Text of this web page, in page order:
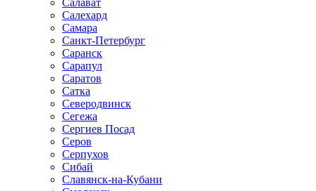
Салават
Салехард
Самара
Санкт-Петербург
Саранск
Сарапул
Саратов
Сатка
Северодвинск
Сегежа
Сергиев Посад
Серов
Серпухов
Сибай
Славянск-на-Кубани